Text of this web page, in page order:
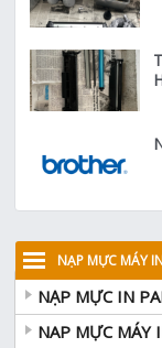
NẠP MỰC MÁY
NẠP MỰC IN
NAP MỰC MÁY